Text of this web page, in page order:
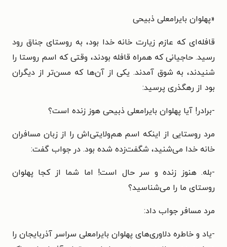
«پهلوان بایرامعلی ذبیحی
قافله‌ای که عازم زیارت خانه خدا بود، به روستای جناق رود
رسید. حاجیانی که همراه قافله بودند، وقتی که اسم روستا را
شنیدند، به شوق آمدند. یکی از آن‌ها که مسن‌تر از دیگران
بود از رهگذری پرسید:
-برادر! آیا پهلوان بایرامعلی ذبیحی هوز زنده است؟
مرد روستایی از اینکه اسم هم‌ولایتی‌اش را از زبان مسافران
خانه خدا می‌شنید، شگفت‌زده شده بود. در جواب گفت:
-بله. هنوز زنده و سر حال است! اما شما از کجا پهلوان
روستای ما را می‌شناسید؟
مرد مسافر جواب داد:
-یاد و خاطره دلاوری‌های پهلوان بایرامعلی سراسر آذربایجان را